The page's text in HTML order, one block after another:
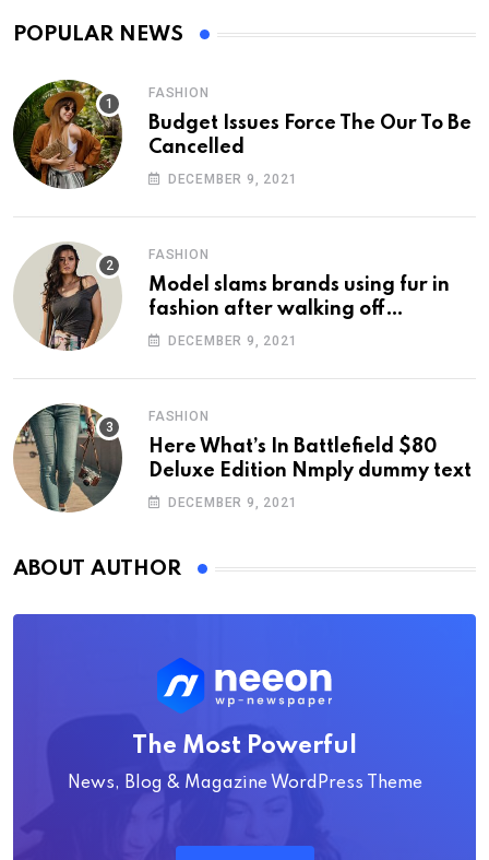
POPULAR NEWS
FASHION
Budget Issues Force The Our To Be
Cancelled
DECEMBER 9, 2021
FASHION
Model slams brands using fur in
fashion after walking off
photoshoot
DECEMBER 9, 2021
FASHION
Here What’s In Battlefield $80
Deluxe Edition Nmply dummy text
DECEMBER 9, 2021
ABOUT AUTHOR
The Most Powerful
News, Blog & Magazine WordPress Theme